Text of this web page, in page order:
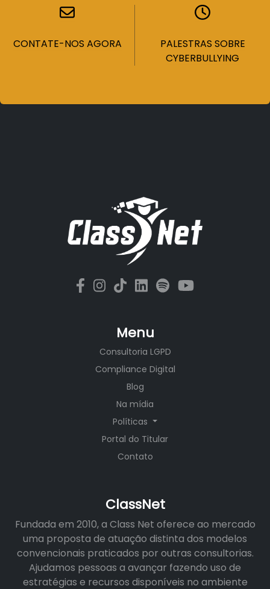
CONTATE-NOS AGORA
PALESTRAS SOBRE
CYBERBULLYING
Menu
Consultoria LGPD
Compliance Digital
Blog
Na mídia
Políticas
Portal do Titular
Contato
ClassNet
Fundada em 2010, a Class Net oferece ao mercado
uma proposta de atuação distinta dos modelos
convencionais praticados por outras consultorias.
Ajudamos pessoas a avançar fazendo uso de
estratégias e recursos disponíveis no ambiente